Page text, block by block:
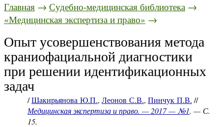
Главная → Судебно-медицинская библиотека →
«Медицинская экспертиза и право» →
Опыт усовершенствования метода
краниофациальной диагностики
при решении идентификационных
задач
/Шакирьянова Ю.П., Леонов С.В., Пинчук П.В. //
Медицинская экспертиза и право. — 2017 — №1. — С.
15.